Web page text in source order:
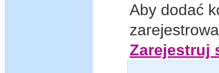
Aby dodać
Zarejestruj